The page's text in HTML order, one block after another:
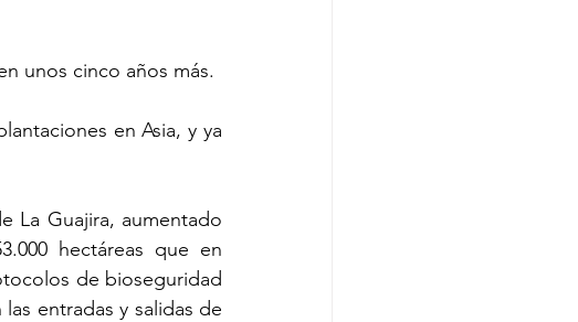
unos cinco años más.
en Asia, y ya
La Guajira, aumentado
hectáreas que en
de bioseguridad
entradas y salidas de